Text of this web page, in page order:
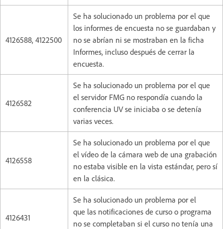
4126588, 4122500
Se ha solucionado un problema por el que
los informes de encuesta no se guardaban y
no se abrían ni se mostraban en la ficha
Informes, incluso después de cerrar la
encuesta.
4126582
Se ha solucionado un problema por el que
el servidor FMG no respondía cuando la
conferencia UV se iniciaba o se detenía
varias veces.
4126558
Se ha solucionado un problema por el que
el vídeo de la cámara web de una grabación
no estaba visible en la vista estándar, pero sí
en la clásica.
4126431
Se ha solucionado un problema por el
que las notificaciones de curso o programa
no se completaban si el curso no tenía una